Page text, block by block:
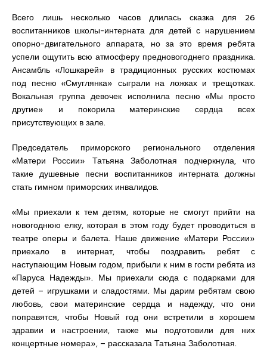
Всего лишь несколько часов длилась сказка для 26
воспитанников школы-интерната для детей с нарушением
опорно-двигательного аппарата, но за это время ребята
успели ощутить всю атмосферу предновогоднего праздника.
Ансамбль «Лошкарей» в традиционных русских костюмах
под песню «Смуглянка» сыграли на ложках и трещотках.
Вокальная группа девочек исполнила песню «Мы просто
другие» и покорила материнские сердца всех
присутствующих в зале.
Председатель приморского регионального отделения
«Матери России» Татьяна Заболотная подчеркнула, что
такие душевные песни воспитанников интерната должны
стать гимном приморских инвалидов.
«Мы приехали к тем детям, которые не смогут прийти на
новогоднюю елку, которая в этом году будет проводиться в
театре оперы и балета. Наше движение «Матери России»
приехало в интернат, чтобы поздравить ребят с
наступающим Новым годом, прибыли к ним в гости ребята из
«Паруса Надежды». Мы приехали сюда с подарками для
детей – игрушками и сладостями. Мы дарим ребятам свою
любовь, свои материнские сердца и надежду, что они
поправятся, чтобы Новый год они встретили в хорошем
здравии и настроении, также мы подготовили для них
концертные номера», – рассказала Татьяна Заболотная.